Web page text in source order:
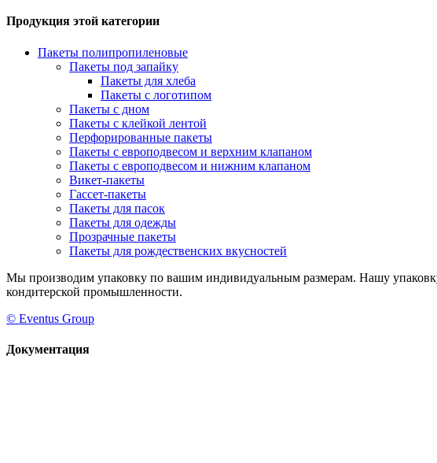
Продукция этой категории
Пакеты полипропиленовые
Пакеты под запайку
Пакеты для хлеба
Пакеты с логотипом
Пакеты с дном
Пакеты с клейкой лентой
Перфорированные пакеты
Пакеты с европодвесом и верхним клапаном
Пакеты с европодвесом и нижним клапаном
Викет-пакеты
Гассет-пакеты
Пакеты для пасок
Пакеты для одежды
Прозрачные пакеты
Пакеты для рождественских вкусностей
Мы производим упаковку по вашим индивидуальным размерам. Нашу
кондитерской промышленности.
© Eventus Group
Документация